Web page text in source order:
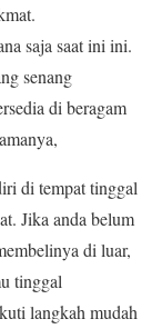
saja saat ini ini.
senang
di beragam
di tempat tinggal
Jika anda belum
di luar,
tinggal
langkah mudah